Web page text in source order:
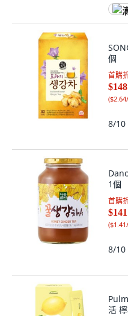
個
首購
$148
(
8/10
1個
首購
$141
(
8/10
活